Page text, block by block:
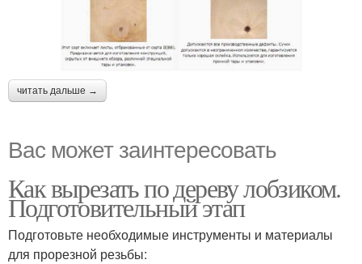
читать дальше →
Вас может заинтересовать
Как вырезать по дереву лобзиком.
Подготовительный этап
Подготовьте необходимые инструменты и материалы
для прорезной резьбы: